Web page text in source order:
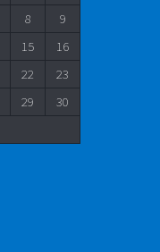
8
9
15
16
22
23
29
30